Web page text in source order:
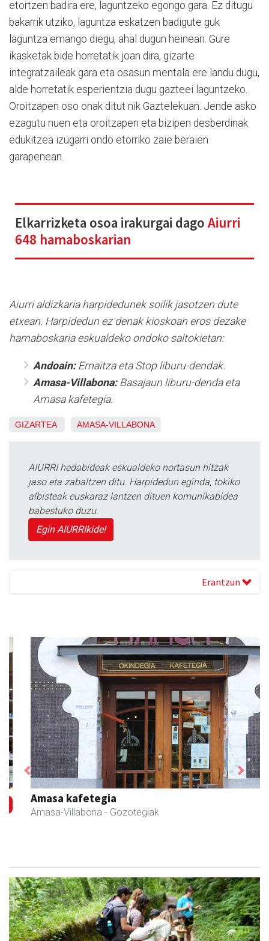
etortzen badira ere, laguntzeko egongo gara. Ez ditugu
bakarrik utziko, laguntza eskatzen badigute guk
laguntza emango diegu, ahal dugun heinean. Gure
ikasketak bide horretatik joan dira, gizarte
integratzaileak gara eta osasun mentala ere landu dugu,
alde horretatik esperientzia dugu gazteei laguntzeko.
Oroitzapen oso onak ditut nik Gaztelekuan. Jende asko
ezagutu nuen eta oroitzapen eta bizipen desberdinak
edukitzea izugarri ondo etorriko zaie beraien
garapenean.
Elkarrizketa osoa irakurgai dagoAiurri
648 hamaboskarian
Aiurri aldizkaria harpidedunek soilik jasotzen dute
etxean. Harpidedun ez denak kioskoan eros dezake
hamaboskaria eskualdeko ondoko saltokietan:
Andoain: Ernaitza eta Stop liburu-dendak.
Amasa-Villabona:Basajaun liburu-denda eta
Amasa kafetegia.
GIZARTEA AMASA-VILLABONA
AIURRI hedabideak eskualdeko nortasun hitzak
jaso eta zabaltzen ditu. Harpidedun eginda, tokiko
albisteak euskaraz lantzen dituen komunikabidea
babestuko duzu.
Egin AIURRIkide!
Erantzun
Amasa kafetegia
Amasa-Villabona - Gozotegiak
Previous Next